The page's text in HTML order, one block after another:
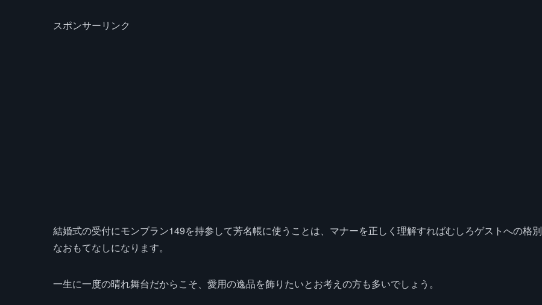
スポンサーリンク
結婚式の受付にモンブラン149を持参して芳名帳に使うことは、マナーを正しく理解すればむしろゲストへの格別
なおもてなしになります。
一生に一度の晴れ舞台だからこそ、愛用の逸品を飾りたいとお考えの方も多いでしょう。